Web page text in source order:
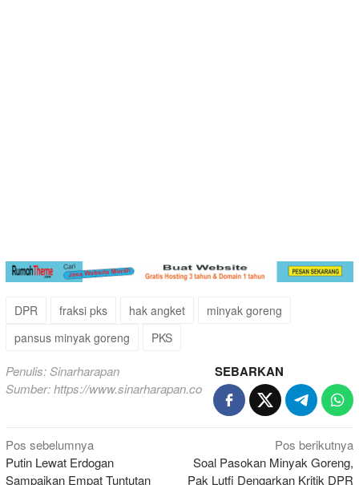
DPR fraksi pks hak angket
minyak goreng
pansus minyak goreng
PKS
Penulis: Sinarharapan
Sumber:https://www.sinarharapan.co
SEBARKAN
Navigasi
pos
Pos sebelumnya
Putin Lewat Erdogan
Sampaikan Empat Tuntutan
Pos berikutnya
Soal Pasokan Minyak Goreng,
Pak Lutfi Dengarkan Kritik DPR